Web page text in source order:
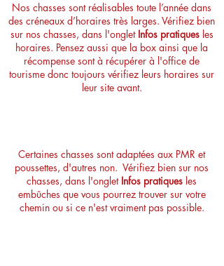
Nos chasses sont réalisables toute l’année dans
des créneaux d’horaires très larges. Vérifiez bien
sur nos chasses, dans l'onglet Infos pratiquesles
horaires. Pensez aussi que la box ainsi que la
récompense sont à récupérer à l'office de
tourisme donc toujours vérifiez leurs horaires sur
leur site avant.
Certaines chasses sont adaptées aux PMR et
poussettes, d'autres non. Vérifiez bien sur nos
chasses, dans l'onglet Infos pratiques les
embûches que vous pourrez trouver sur votre
chemin ou si ce n'est vraiment pas possible.